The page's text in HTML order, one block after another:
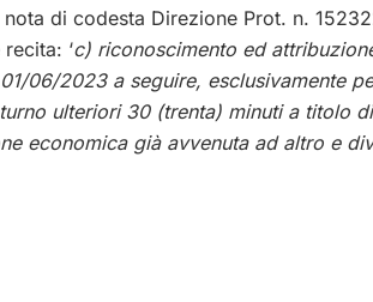
di codesta Direzione Prot. n.
‘c) riconoscimento ed
06/2023 a seguire, esclusivamente
ulteriori 30 (trenta) minuti a titolo
economica già avvenuta ad altro e